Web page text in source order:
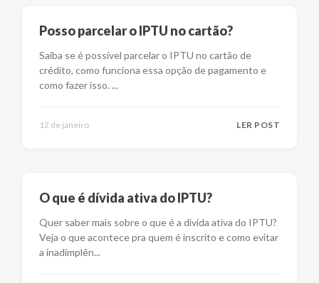
Posso parcelar o IPTU no cartão?
Saiba se é possível parcelar o IPTU no cartão de
crédito, como funciona essa opção de pagamento e
como fazer isso. ...
12 de janeiro LER POST
O que é dívida ativa do IPTU?
Quer saber mais sobre o que é a divida ativa do IPTU?
Veja o que acontece pra quem é inscrito e como evitar
a inadimplên...